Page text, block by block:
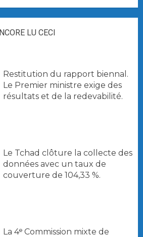
LU CECI
Restitution du rapport biennal.
Le Premier ministre exige des
résultats et de la redevabilité.
Le Tchad clôture la collecte des
données avec un taux de
couverture de 104,33 %.
La 4ᵉ Commission mixte de